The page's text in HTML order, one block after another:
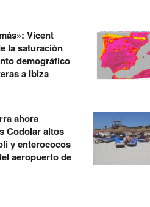
Vicent
la saturación
demográfico
a Ibiza
ahora
Codolar altos
y enterococos
aeropuerto de